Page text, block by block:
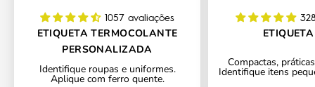
1057 avaliações
ETIQUETA TERMOCOLANTE
PERSONALIZADA
Identifique roupas e uniformes.
Aplique com ferro quente.
Compactas,
Identifique itens